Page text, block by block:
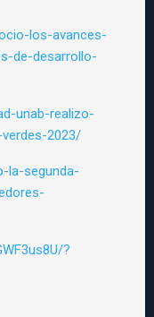
los-avances-
de-desarrollo-
unab-realizo-
2023/
la-segunda-
?